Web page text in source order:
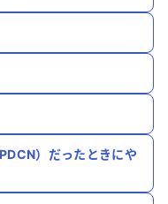
）だったときにや